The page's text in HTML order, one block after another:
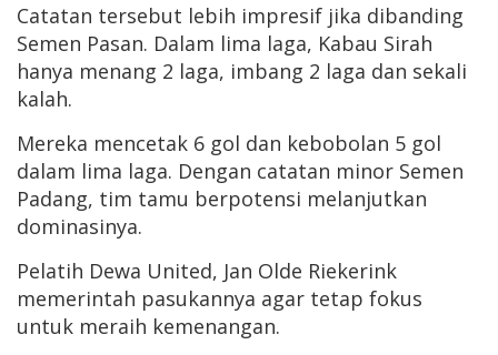
Catatan tersebut lebih impresif jika dibanding
Semen Pasan. Dalam lima laga, Kabau Sirah
hanya menang 2 laga, imbang 2 laga dan sekali
kalah.
Mereka mencetak 6 gol dan kebobolan 5 gol
dalam lima laga. Dengan catatan minor Semen
Padang, tim tamu berpotensi melanjutkan
dominasinya.
Pelatih Dewa United, Jan Olde Riekerink
memerintah pasukannya agar tetap fokus
untuk meraih kemenangan.